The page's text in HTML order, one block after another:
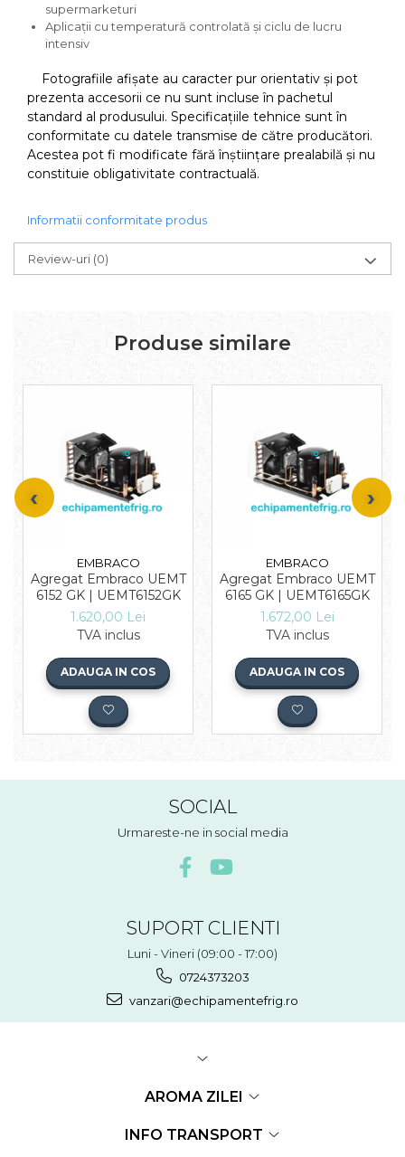
supermarketuri
Aplicații cu temperatură controlată și ciclu de lucru
intensiv
Fotografiile afișate au caracter pur orientativ și pot
prezenta accesorii ce nu sunt incluse în pachetul
standard al produsului. Specificațiile tehnice sunt în
conformitate cu datele transmise de către producători.
Acestea pot fi modificate fără înștiințare prealabilă și nu
constituie obligativitate contractuală.
Informatii conformitate produs
Review-uri (0)
Produse similare
EMBRACO
Agregat Embraco UEMT
6152 GK | UEMT6152GK
1.620,00 Lei
TVA inclus
ADAUGA IN COS
EMBRACO
Agregat Embraco UEMT
6165 GK | UEMT6165GK
1.672,00 Lei
TVA inclus
ADAUGA IN COS
SOCIAL
Urmareste-ne in social media
SUPORT CLIENTI
Luni - Vineri (09:00 - 17:00)
0724373203
vanzari@echipamentefrig.ro
AROMA ZILEI
INFO TRANSPORT